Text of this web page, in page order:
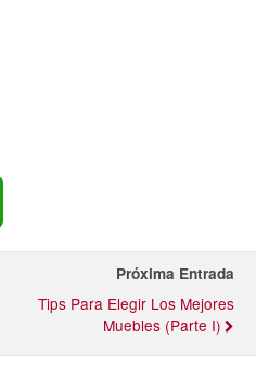
Próxima Entrada
Tips Para Elegir Los Mejores
Muebles (Parte I)